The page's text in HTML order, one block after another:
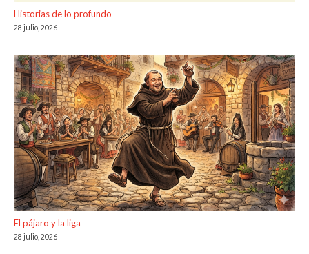
Historias de lo profundo
28 julio, 2026
El pájaro y la liga
28 julio, 2026